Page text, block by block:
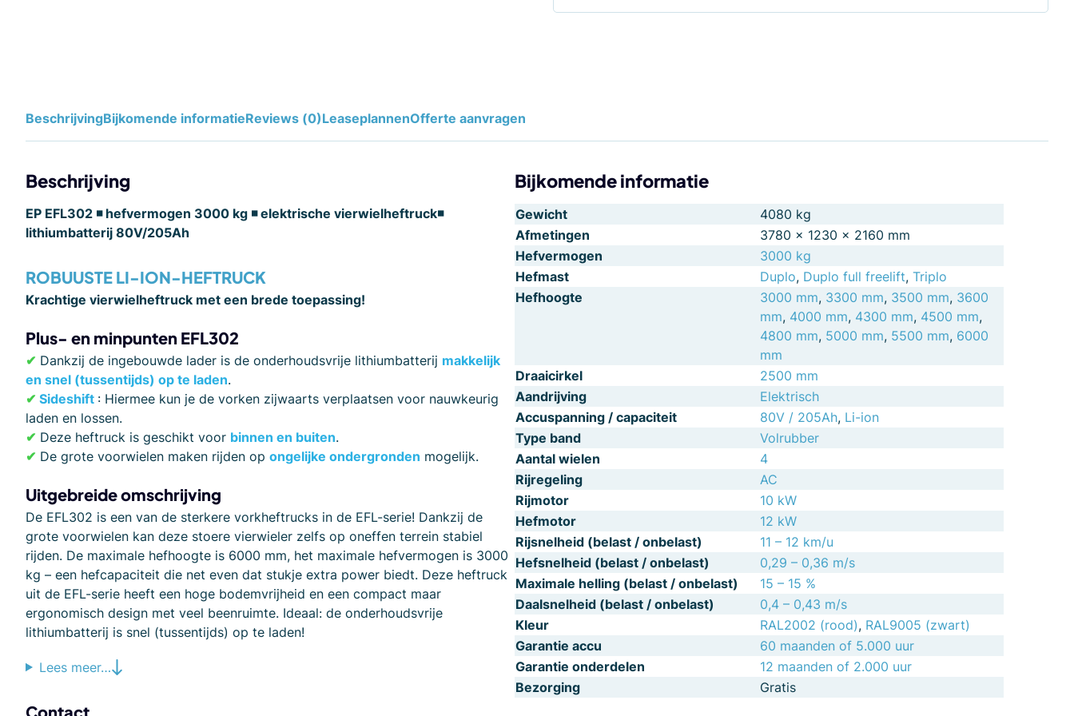
BeschrijvingBijkomende informatieReviews (0)LeaseplannenOfferte aanvragen
Beschrijving
EP EFL302 ◾ hefvermogen 3000 kg ◾ elektrische vierwielheftruck◾
lithiumbatterij 80V/205Ah
ROBUUSTE LI-ION-HEFTRUCK
Krachtige vierwielheftruck met een brede toepassing!
Plus- en minpunten EFL302
✔ Dankzij de ingebouwde lader is de onderhoudsvrije lithiumbatterij makkelijk
en snel (tussentijds) op te laden.
✔ Sideshift : Hiermee kun je de vorken zijwaarts verplaatsen voor nauwkeurig
laden en lossen.
✔ Deze heftruck is geschikt voor binnen en buiten.
✔ De grote voorwielen maken rijden op ongelijke ondergronden mogelijk.
Uitgebreide omschrijving
De EFL302 is een van de sterkere vorkheftrucks in de EFL-serie! Dankzij de
grote voorwielen kan deze stoere vierwieler zelfs op oneffen terrein stabiel
rijden. De maximale hefhoogte is 6000 mm, het maximale hefvermogen is 3000
kg – een hefcapaciteit die net even dat stukje extra power biedt. Deze heftruck
uit de EFL-serie heeft een hoge bodemvrijheid en een compact maar
ergonomisch design met veel beenruimte. Ideaal: de onderhoudsvrije
lithiumbatterij is snel (tussentijds) op te laden!
Lees meer…
Contact
Bijkomende informatie
Gewicht
4080 kg
Afmetingen
3780 × 1230 × 2160 mm
Hefvermogen
3000 kg
Hefmast
Duplo, Duplo full freelift, Triplo
Hefhoogte
3000 mm, 3300 mm, 3500 mm, 3600
mm, 4000 mm, 4300 mm, 4500 mm,
4800 mm, 5000 mm, 5500 mm, 6000
mm
Draaicirkel
2500 mm
Aandrijving
Elektrisch
Accuspanning / capaciteit
80V / 205Ah, Li-ion
Type band
Volrubber
Aantal wielen
4
Rijregeling
AC
Rijmotor
10 kW
Hefmotor
12 kW
Rijsnelheid (belast / onbelast)
11 – 12 km/u
Hefsnelheid (belast / onbelast)
0,29 – 0,36 m/s
Maximale helling (belast / onbelast)
15 – 15 %
Daalsnelheid (belast / onbelast)
0,4 – 0,43 m/s
Kleur
RAL2002 (rood), RAL9005 (zwart)
Garantie accu
60 maanden of 5.000 uur
Garantie onderdelen
12 maanden of 2.000 uur
Bezorging
Gratis